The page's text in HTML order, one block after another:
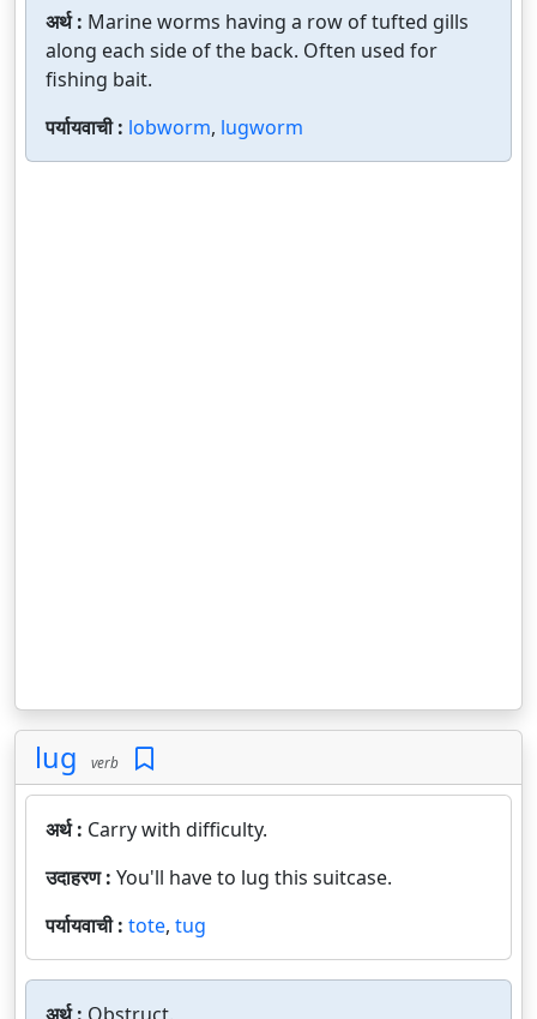
अर्थ : Marine worms having a row of tufted gills
along each side of the back. Often used for
fishing bait.
पर्यायवाची : lobworm, lugworm
lug verb
अर्थ : Carry with difficulty.
उदाहरण : You'll have to lug this suitcase.
पर्यायवाची : tote, tug